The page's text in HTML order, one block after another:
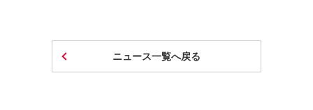
ニュース一覧へ戻る